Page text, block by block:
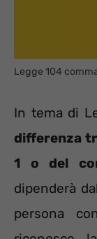
Legge 104
In tema di
differenza
1 o del
dipenderà
persona